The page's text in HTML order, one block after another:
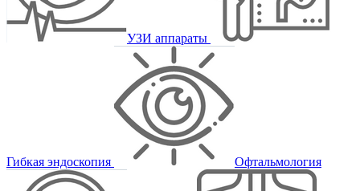
УЗИ аппараты
Гибкая эндоскопия Офтальмология